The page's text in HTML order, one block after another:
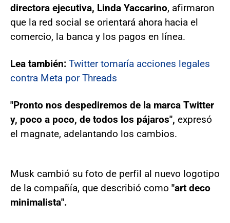
directora ejecutiva, Linda Yaccarino, afirmaron
que la red social se orientará ahora hacia el
comercio, la banca y los pagos en línea.
Lea también: Twitter tomaría acciones legales
contra Meta por Threads
"Pronto nos despediremos de la marca Twitter
y, poco a poco, de todos los pájaros", expresó
el magnate, adelantando los cambios.
Musk cambió su foto de perfil al nuevo logotipo
de la compañía, que describió como "art deco
minimalista".